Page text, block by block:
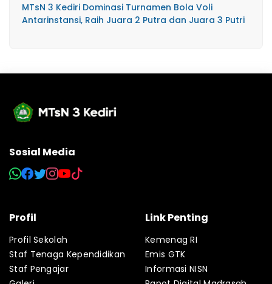
MTsN 3 Kediri Dominasi Turnamen Bola Voli
Antarinstansi, Raih Juara 2 Putra dan Juara 3 Putri
Sosial Media
Profil
Profil Sekolah
Staf Tenaga Kependidikan
Staf Pengajar
Link Penting
Kemenag RI
Emis GTK
Informasi NISN